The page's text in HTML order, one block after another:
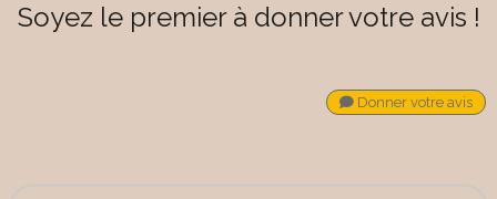
Soyez le premier à donner votre avis !
Donner votre avis